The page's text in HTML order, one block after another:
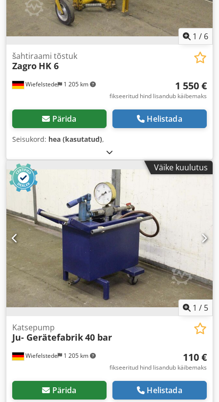
1 / 6
Wiefelstede 1 205 km
šahtiraami tõstuk
Zagro HK 6
1 550 €
fikseeritud hind lisandub käibemaks
Pärida Helistada
Seisukord: hea (kasutatud),
Väike kuulutus
1 / 5
Wiefelstede 1 205 km
Katsepump
Ju- Gerätefabrik40 bar
110 €
fikseeritud hind lisandub käibemaks
Pärida Helistada